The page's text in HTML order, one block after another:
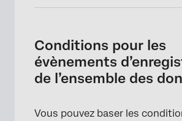
Conditions pour les
évènements
de l’ensemble des
Vous pouvez baser les